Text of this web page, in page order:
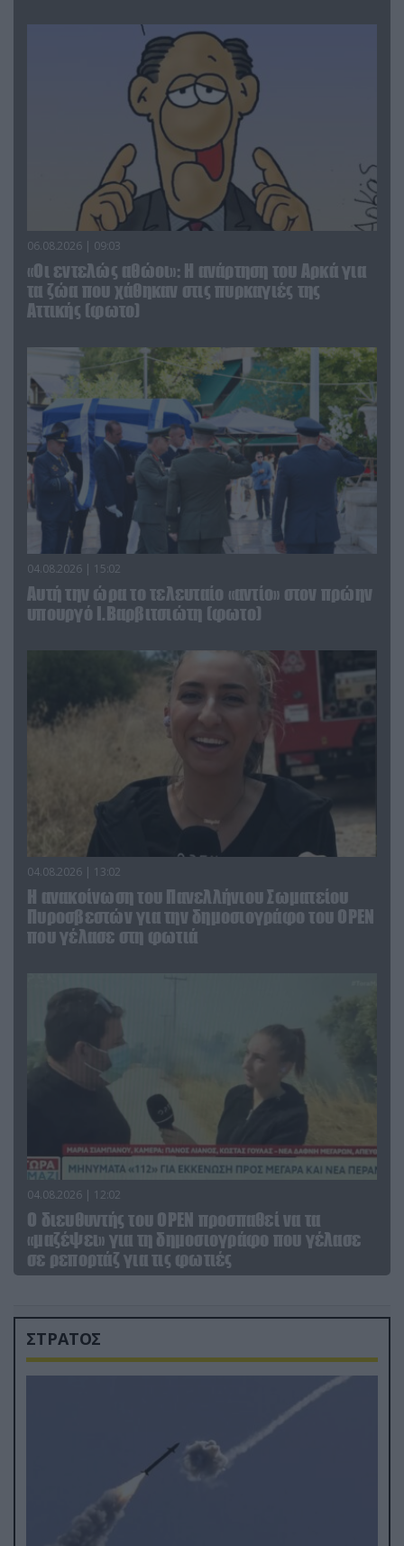
06.08.2026 | 09:03
«Οι εντελώς αθώοι»: Η ανάρτηση του Αρκά για
τα ζώα που χάθηκαν στις πυρκαγιές της
Αττικής (φωτο)
04.08.2026 | 15:02
Αυτή την ώρα το τελευταίο «αντίο» στον πρώην
υπουργό Ι.Βαρβιτσιώτη (φωτο)
04.08.2026 | 13:02
Η ανακοίνωση του Πανελλήνιου Σωματείου
Πυροσβεστών για την δημοσιογράφο του OPEN
που γέλασε στη φωτιά
04.08.2026 | 12:02
O διευθυντής του OPEN προσπαθεί να τα
«μαζέψει» για τη δημοσιογράφο που γέλασε
σε ρεπορτάζ για τις φωτιές
ΣΤΡΑΤΟΣ